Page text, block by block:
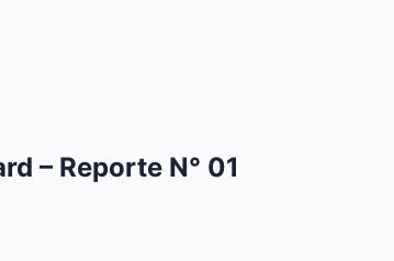
– Reporte N° 01